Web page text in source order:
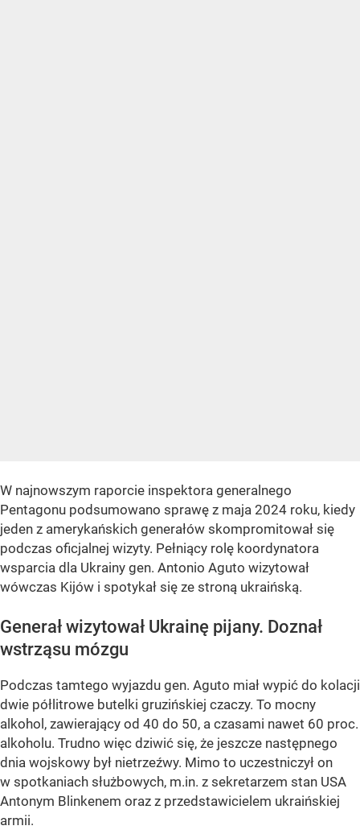
W najnowszym raporcie inspektora generalnego
Pentagonu podsumowano sprawę z maja 2024 roku, kiedy
jeden z amerykańskich generałów skompromitował się
podczas oficjalnej wizyty. Pełniący rolę koordynatora
wsparcia dla Ukrainy gen. Antonio Aguto wizytował
wówczas Kijów i spotykał się ze stroną ukraińską.
Generał wizytował Ukrainę pijany. Doznał
wstrząsu mózgu
Podczas tamtego wyjazdu gen. Aguto miał wypić do kolacji
dwie półlitrowe butelki gruzińskiej czaczy. To mocny
alkohol, zawierający od 40 do 50, a czasami nawet 60 proc.
alkoholu. Trudno więc dziwić się, że jeszcze następnego
dnia wojskowy był nietrzeźwy. Mimo to uczestniczył on
w spotkaniach służbowych, m.in. z sekretarzem stan USA
Antonym Blinkenem oraz z przedstawicielem ukraińskiej
armii.